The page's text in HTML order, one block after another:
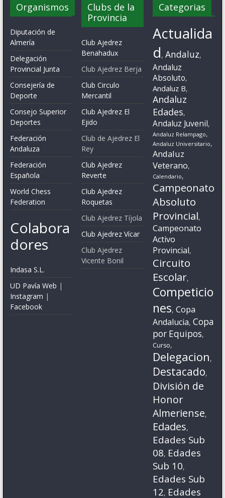
Organismos
Diputación de
Almería
Delegación
Provincial Junta
Consejería de
Deporte
Consejo Superior
Deportes
Federación
Andaluza
Federación
Española
World Chess
Federation
Colabora
dores
Indasa S.L.
UD Pavía Web |
Instagram |
Facebook
Clubs de la
Provincia
Club Ajedrez
Benahadux
Club Ajedrez Berja
Club Circulo
Mercantil
Club Ajedrez El
Ejido
Club de Ajedrez El
Rey
Club Ajedrez
Reverte
Club Ajedrez
Roquetas
Club Ajedrez Tíjola
Club Ajedrez Vícar
Club Ajedrez
Vicente Bonil
Categorias
Actualida
d,Andaluz,
Andaluz
Absoluto,
Andaluz B,
Andaluz
Edades,
Andaluz Juvenil,
Andaluz Relampago,
Andaluz Universitario,
Andaluz
Veterano,
Calendario,
Campeonato
Absoluto
Provincial,
Campeonato
Activo
Provincial,
Circuito
Escolar,
Competicio
nes,Copa
Andalucia,Copa
por Equipos,
Curso,
Delegacion,
Destacado,
División de
Honor
Almeriense,
Edades,
Edades Sub
08, Edades
Sub 10,
Edades Sub
12, Edades